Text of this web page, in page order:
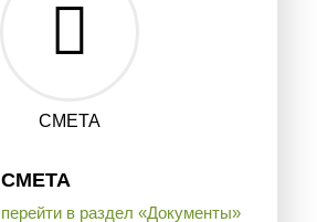
СМЕТА
СМЕТА
перейти в раздел «Документы»